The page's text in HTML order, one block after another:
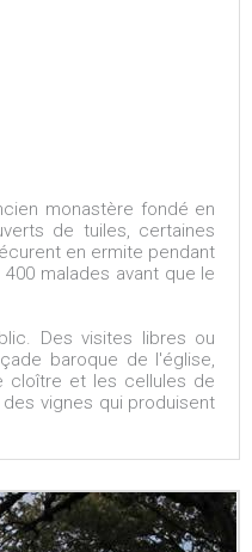
monastère fondé en
de tuiles, certaines
en ermite pendant
malades avant que le
Des visites libres ou
baroque de l'église,
cloître et les cellules de
vignes qui produisent